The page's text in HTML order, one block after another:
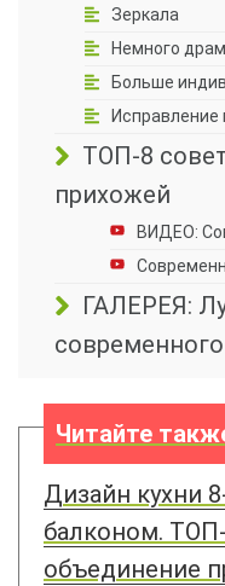
Зеркала
Немного
Больше
Исправление
ТОП-8
прихожей
ВИДЕО:
ГАЛЕРЕЯ:
Читайте
Дизайн кухни
балконом.
объединение